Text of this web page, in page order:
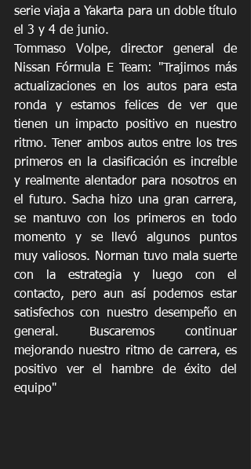
serie viaja a Yakarta para un doble título
el 3 y 4 de junio.
Tommaso Volpe, director general de
Nissan Fórmula E Team: "Trajimos más
actualizaciones en los autos para esta
ronda y estamos felices de ver que
tienen un impacto positivo en nuestro
ritmo. Tener ambos autos entre los tres
primeros en la clasificación es increíble
y realmente alentador para nosotros en
el futuro. Sacha hizo una gran carrera,
se mantuvo con los primeros en todo
momento y se llevó algunos puntos
muy valiosos. Norman tuvo mala suerte
con la estrategia y luego con el
contacto, pero aun así podemos estar
satisfechos con nuestro desempeño en
general. Buscaremos continuar
mejorando nuestro ritmo de carrera, es
positivo ver el hambre de éxito del
equipo"